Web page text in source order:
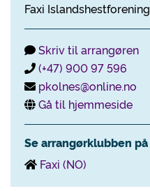
Faxi Islandshestforening
Skriv til arrangøren
(+47) 900 97 596
pkolnes@online.no
Gå til hjemmeside
Se arrangørklubben på
Faxi (NO)